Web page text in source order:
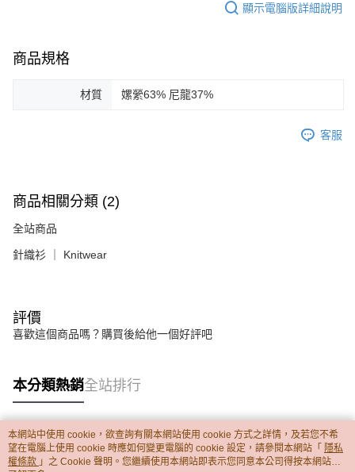
顯示電腦版詳細說明
商品規格
材質 嫘縈63% 尼龍37%
客服
商品相關分類 (2)
全站商品
針織衫 ｜ Knitwear
評價
喜歡這個商品嗎？購買後給他一個好評吧
本分類熱銷全站排行
熱門標籤
本網站中使用 cookie，欲查詢有關本網站使用 cookie 方式之詳情，及若您不希
望在電腦上使用 cookie 時應如何變更電腦的 cookie 設定，請參閱本網站「 隱私
權條款 」之 Cookie 聲明。您繼續使用本網站即表示您同意本公司得按本網站使